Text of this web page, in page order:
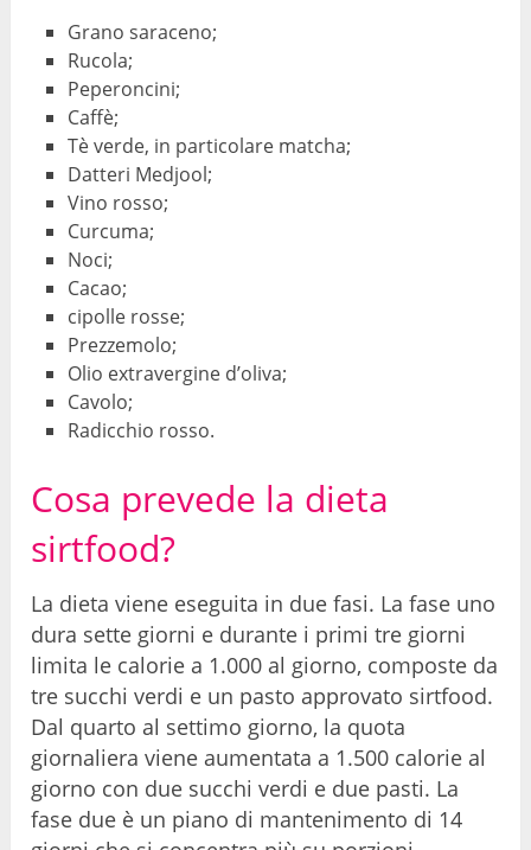
Grano saraceno;
Rucola;
Peperoncini;
Caffè;
Tè verde, in particolare matcha;
Datteri Medjool;
Vino rosso;
Curcuma;
Noci;
Cacao;
cipolle rosse;
Prezzemolo;
Olio extravergine d’oliva;
Cavolo;
Radicchio rosso.
Cosa prevede la dieta
sirtfood?
La dieta viene eseguita in due fasi. La fase uno
dura sette giorni e durante i primi tre giorni
limita le calorie a 1.000 al giorno, composte da
tre succhi verdi e un pasto approvato sirtfood.
Dal quarto al settimo giorno, la quota
giornaliera viene aumentata a 1.500 calorie al
giorno con due succhi verdi e due pasti. La
fase due è un piano di mantenimento di 14